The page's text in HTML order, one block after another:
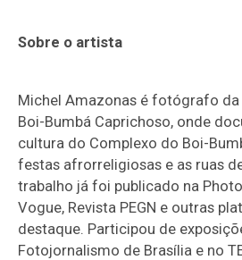
Sobre o artista
Michel Amazonas é fotógrafo
Boi-Bumbá Caprichoso, onde
cultura do Complexo do Boi-
festas afrorreligiosas e as ruas
trabalho já foi publicado na
Vogue, Revista PEGN e outras
destaque. Participou de
Fotojornalismo de Brasília e no